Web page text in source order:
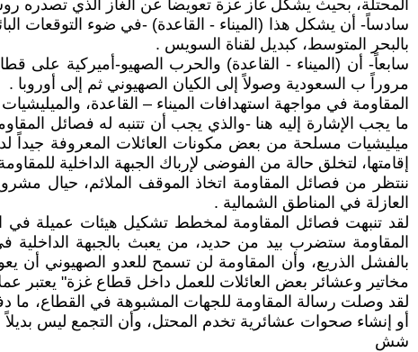
المحتلة، بحيث يشكل غاز غزة تعويضاً عن الغاز الذي تصدره
سادساً- أن يشكل هذا (الميناء - القاعدة) -في ضوء التوقعات
بالبحر المتوسط، كبديل لقناة السويس .
سابعاً- أن (الميناء - القاعدة) والحرب الصهيو-أميركية على
مروراً ب السعودية وصولاً إلى الكيان الصهيوني ثم إلى أوروبا .
المقاومة في مواجهة استهدافات الميناء – القاعدة، والميليشيات
ما يجب الإشارة إليه هنا -والذي يجب أن تتنبه له فصائل
ميليشيات مسلحة من بعض مكونات العائلات المعروفة جيداً
إقامتها، لتخلق حالة من الفوضى لإرباك الجبهة الداخلية
ننتظر من فصائل المقاومة اتخاذ الموقف الملائم، حيال
العازلة في المناطق الشمالية .
لقد تنبهت فصائل المقاومة لمخطط تشكيل هيئات عميلة في
المقاومة ستضرب بيد من حديد، من يعبث بالجبهة
بالفشل الذريع، وأن المقاومة لن تسمح للعدو الصهيوني
مخاتير وعشائر بعض العائلات للعمل داخل قطاع غزة" يعتبر
لقد وصلت رسالة المقاومة للجهات المشبوهة في القطاع، ما
أو إنشاء صحوات عشائرية تخدم المحتل، وأن التجمع ليس
شش